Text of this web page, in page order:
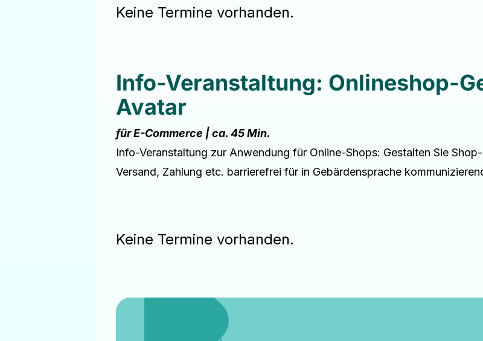
Keine Termine vorhanden.
Info-Veranstaltung: Onlineshop-
Avatar
für E-Commerce | ca. 45 Min.
Info-Veranstaltung zur Anwendung für Online-Shops: Gestalten Sie
Versand, Zahlung etc. barrierefrei für in Gebärdensprache
Keine Termine vorhanden.